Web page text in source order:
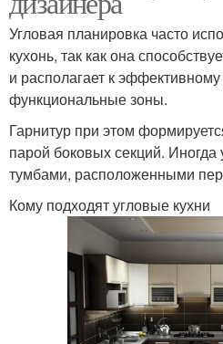
Кухни с нуля
Кухня с окном
Угловая планировка часто
кухонь, так как она
и располагает к
функциональные зоны.
Гарнитур при этом
парой боковых секций.
тумбами, расположенными
Кому подходят угловые кухни